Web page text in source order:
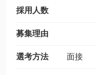
採用人数
募集理由
選考方法 面接